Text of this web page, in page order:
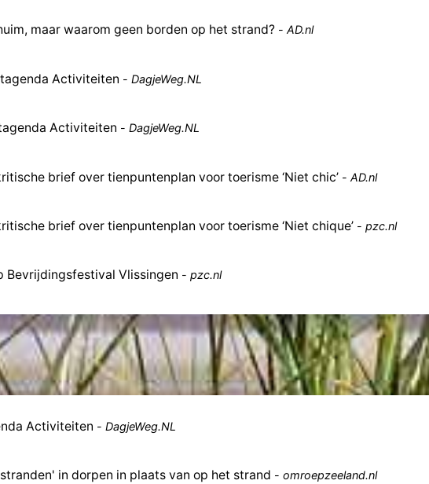
maar waarom geen borden op het strand?- AD.nl
Activiteiten - DagjeWeg.NL
Activiteiten - DagjeWeg.NL
brief over tienpuntenplan voor toerisme ‘Niet chic’- AD.nl
brief over tienpuntenplan voor toerisme ‘Niet chique’- pzc.nl
Bevrijdingsfestival Vlissingen - pzc.nl
Activiteiten - DagjeWeg.NL
in dorpen in plaats van op het strand - omroepzeeland.nl